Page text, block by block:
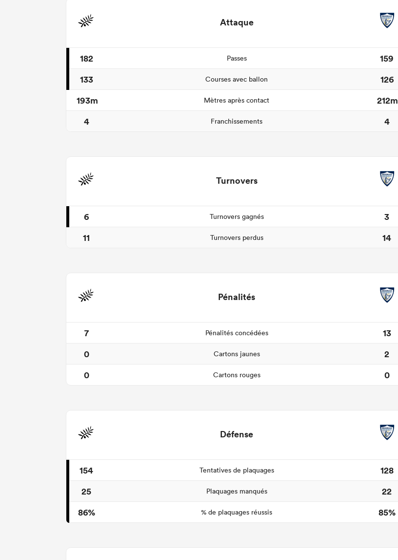
Attaque
182 Passes
159
133
Courses avec ballon
126
193m
Mètres après contact
212m
4
Franchissements 4
Turnovers
6 Turnovers gagnés
3
11
Turnovers perdus 14
Pénalités
7 Pénalités concédées
13
0
Cartons jaunes
2
0
Cartons rouges 0
Défense
154 Tentatives de plaquages
128
25
Plaquages manqués
22
86%
% de plaquages réussis 85%